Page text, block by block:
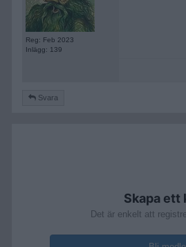
Reg: Feb 2023
Inlägg: 139
Svara
Skapa ett
Det är enkelt att